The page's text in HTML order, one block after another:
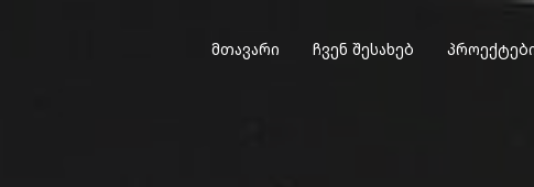
მთავარი ჩვენ შესახებ